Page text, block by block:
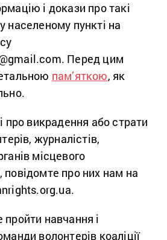
і докази про такі
населеному пункті на
Перед цим
пам’яткою, як
про викрадення або страти
журналістів,
місцевого
про них нам на
навчання і
волонтерів коаліції